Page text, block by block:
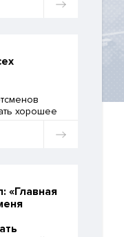
но
хорошее
«Главная